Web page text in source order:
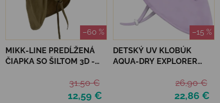
–60 %
MIKK-LINE PREDĹŽENÁ
ČIAPKA SO ŠILTOM 3D -
12,59 €
31,50 €
–15 %
DETSKÝ UV KLOBÚK
AQUA-DRY EXPLORER
22,86 €
26,90 €